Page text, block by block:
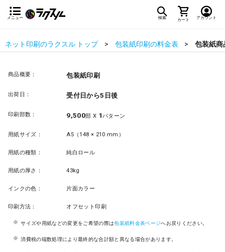
メニュー 検索 カート アカウント
ネット印刷のラクスル トップ 包装紙印刷の料金表 包装紙商
商品概要： 包装紙印刷
出荷日： 受付日から5日後
印刷部数： 9,500部 X 1パターン
用紙サイズ： A5（148 × 210 mm）
用紙の種類： 純白ロール
用紙の厚さ： 43kg
インクの色： 片面カラー
印刷方法： オフセット印刷
サイズや用紙などの変更をご希望の際は包装紙料金表ページへお戻りください。
消費税の端数処理により最終的な合計額と異なる場合があります。